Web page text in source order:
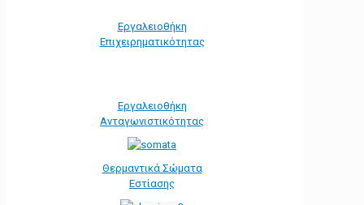
Εργαλειοθήκη
Eπιχειρηματικότητας
Εργαλειοθήκη
Ανταγωνιστικότητας
Θερμαντικά Σώματα
Εστίασης